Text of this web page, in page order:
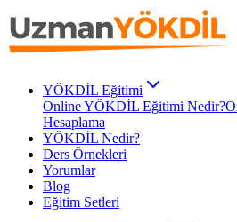
YÖKDİL Eğitimi
Online YÖKDİL Eğitimi Nedir?
Hesaplama
YÖKDİL Nedir?
Ders Örnekleri
Yorumlar
Blog
Eğitim Setleri